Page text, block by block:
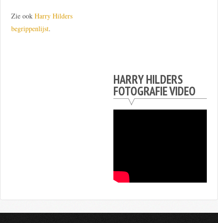
Zie ook Harry Hilders
begrippenlijst.
HARRY HILDERS
FOTOGRAFIE VIDEO